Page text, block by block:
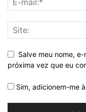
Salve meu nome,
próxima vez que eu
Sim, adicionem-me